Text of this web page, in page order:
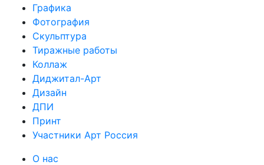
Графика
Фотография
Скульптура
Тиражные работы
Коллаж
Диджитал-Арт
Дизайн
ДПИ
Принт
Участники Арт Россия
О нас